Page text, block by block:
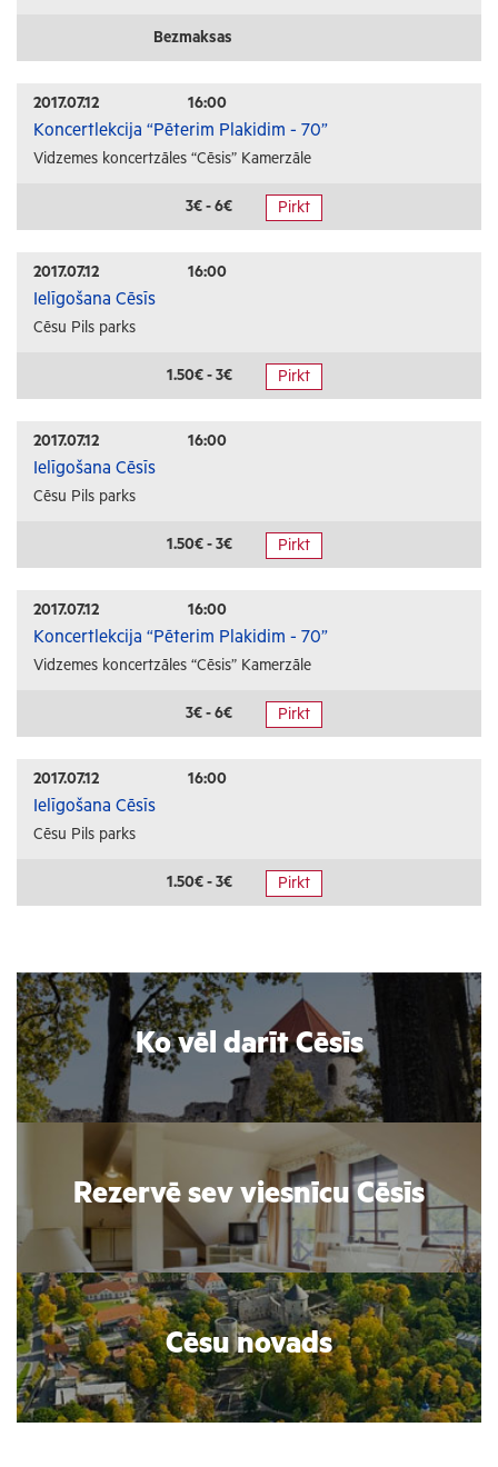
Bezmaksas
2017.07.12 16:00
Koncertlekcija “Pēterim Plakidim - 70”
Vidzemes koncertzāles “Cēsis” Kamerzāle
3€ - 6€ Pirkt
2017.07.12 16:00
Ielīgošana Cēsīs
Cēsu Pils parks
1.50€ - 3€ Pirkt
2017.07.12 16:00
Ielīgošana Cēsīs
Cēsu Pils parks
1.50€ - 3€ Pirkt
2017.07.12 16:00
Koncertlekcija “Pēterim Plakidim - 70”
Vidzemes koncertzāles “Cēsis” Kamerzāle
3€ - 6€ Pirkt
2017.07.12 16:00
Ielīgošana Cēsīs
Cēsu Pils parks
1.50€ - 3€ Pirkt
Ko vēl darīt Cēsīs
Rezervē sev viesnīcu Cēsīs
Cēsu novads